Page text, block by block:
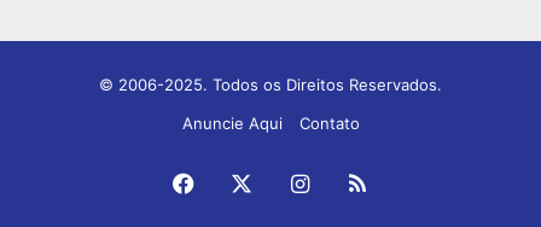
© 2006-2025. Todos os Direitos Reservados.
Anuncie Aqui
Contato
Facebook Instagram
RSS